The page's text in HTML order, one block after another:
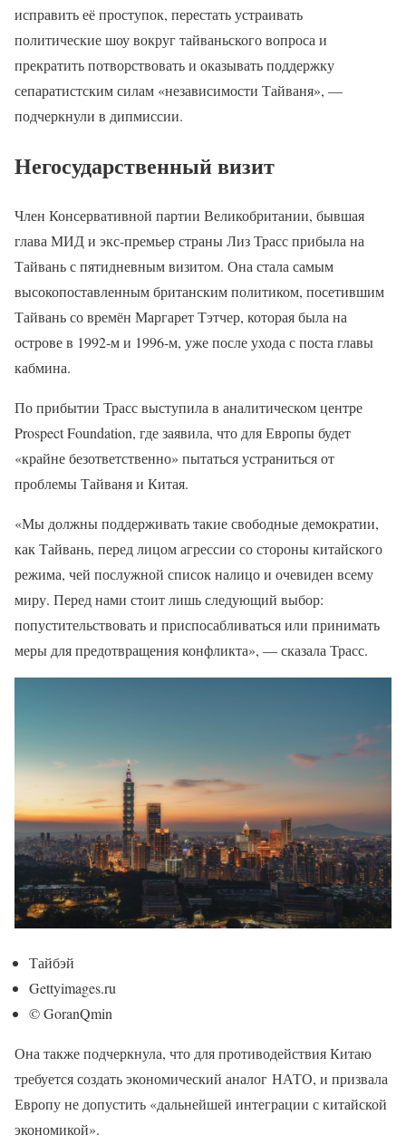
исправить её проступок, перестать устраивать
политические шоу вокруг тайваньского вопроса и
прекратить потворствовать и оказывать поддержку
сепаратистским силам «независимости Тайваня», —
подчеркнули в дипмиссии.
Негосударственный визит
Член Консервативной партии Великобритании, бывшая
глава МИД и экс-премьер страны Лиз Трасс прибыла на
Тайвань с пятидневным визитом. Она стала самым
высокопоставленным британским политиком, посетившим
Тайвань со времён Маргарет Тэтчер, которая была на
острове в 1992-м и 1996-м, уже после ухода с поста главы
кабмина.
По прибытии Трасс выступила в аналитическом центре
Prospect Foundation, где заявила, что для Европы будет
«крайне безответственно» пытаться устраниться от
проблемы Тайваня и Китая.
«Мы должны поддерживать такие свободные демократии,
как Тайвань, перед лицом агрессии со стороны китайского
режима, чей послужной список налицо и очевиден всему
миру. Перед нами стоит лишь следующий выбор:
попустительствовать и приспосабливаться или принимать
меры для предотвращения конфликта», — сказала Трасс.
Тайбэй
Gettyimages.ru
© GoranQmin
Она также подчеркнула, что для противодействия Китаю
требуется создать экономический аналог НАТО, и призвала
Европу не допустить «дальнейшей интеграции с китайской
экономикой».